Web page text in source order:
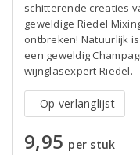
schitterende creaties
geweldige Riedel
ontbreken! Natuurlijk
een geweldig
wijnglasexpert Riedel.
Op verlanglijst
9,95 per stuk